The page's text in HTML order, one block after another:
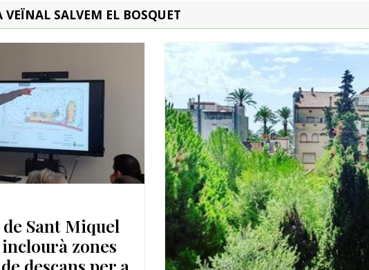
VEÏNAL SALVEM EL BOSQUET
Sant Miquel
zones